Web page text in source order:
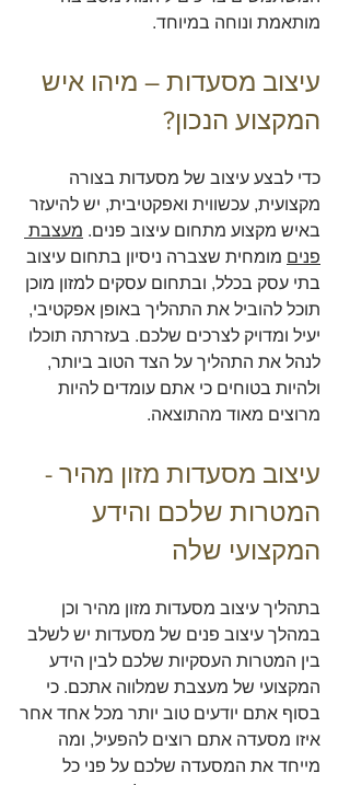
מותאמת ונוחה במיוחד.
עיצוב מסעדות – מיהו איש
המקצוע הנכון?
כדי לבצע עיצוב של מסעדות בצורה
מקצועית, עכשווית ואפקטיבית, יש להיעזר
באיש מקצוע מתחום עיצוב פנים. מעצבת
פנים מומחית שצברה ניסיון בתחום עיצוב
בתי עסק בכלל, ובתחום עסקים למזון מוכן
תוכל להוביל את התהליך באופן אפקטיבי,
יעיל ומדויק לצרכים שלכם. בעזרתה תוכלו
לנהל את התהליך על הצד הטוב ביותר,
ולהיות בטוחים כי אתם עומדים להיות
מרוצים מאוד מהתוצאה.
עיצוב מסעדות מזון מהיר -
המטרות שלכם והידע
המקצועי שלה
בתהליך עיצוב מסעדות מזון מהיר וכן
במהלך עיצוב פנים של מסעדות יש לשלב
בין המטרות העסקיות שלכם לבין הידע
המקצועי של מעצבת שמלווה אתכם. כי
בסוף אתם יודעים טוב יותר מכל אחד אחר
איזו מסעדה אתם רוצים להפעיל, ומה
מייחד את המסעדה שלכם על פני כל